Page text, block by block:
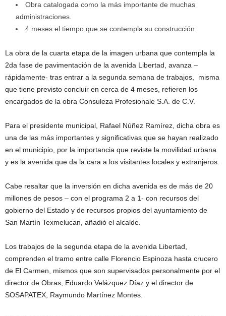
Obra catalogada como la más importante de muchas
administraciones.
4 meses el tiempo que se contempla su construcción.
La obra de la cuarta etapa de la imagen urbana que contempla la
2da fase de pavimentación de la avenida Libertad, avanza –
rápidamente- tras entrar a la segunda semana de trabajos, misma
que tiene previsto concluir en cerca de 4 meses, refieren los
encargados de la obra Consuleza Profesionale S.A. de C.V.
Para el presidente municipal, Rafael Núñez Ramírez, dicha obra es
una de las más importantes y significativas que se hayan realizado
en el municipio, por la importancia que reviste la movilidad urbana
y es la avenida que da la cara a los visitantes locales y extranjeros.
Cabe resaltar que la inversión en dicha avenida es de más de 20
millones de pesos – con el programa 2 a 1- con recursos del
gobierno del Estado y de recursos propios del ayuntamiento de
San Martín Texmelucan, añadió el alcalde.
Los trabajos de la segunda etapa de la avenida Libertad,
comprenden el tramo entre calle Florencio Espinoza hasta crucero
de El Carmen, mismos que son supervisados personalmente por el
director de Obras, Eduardo Velázquez Díaz y el director de
SOSAPATEX, Raymundo Martínez Montes.